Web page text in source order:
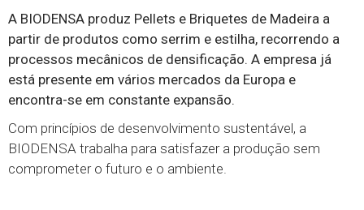
A BIODENSA produz Pellets e Briquetes de Madeira a
partir de produtos como serrim e estilha, recorrendo a
processos mecânicos de densificação. A empresa já
está presente em vários mercados da Europa e
encontra-se em constante expansão.
Com princípios de desenvolvimento sustentável, a
BIODENSA trabalha para satisfazer a produção sem
comprometer o futuro e o ambiente.